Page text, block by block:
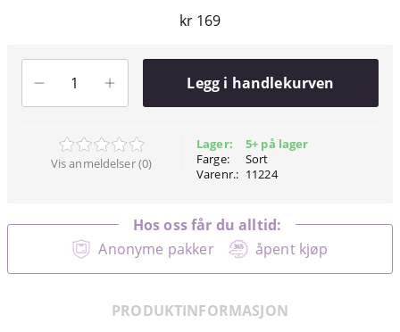
kr 169
Legg i handlekurven
Vis anmeldelser (0)
Lager:
Farge:
Varenr.:
5+ på lager
Sort
11224
Anonyme pakker åpent kjøp
Hos oss får du alltid:
PRODUKTINFORMASJON